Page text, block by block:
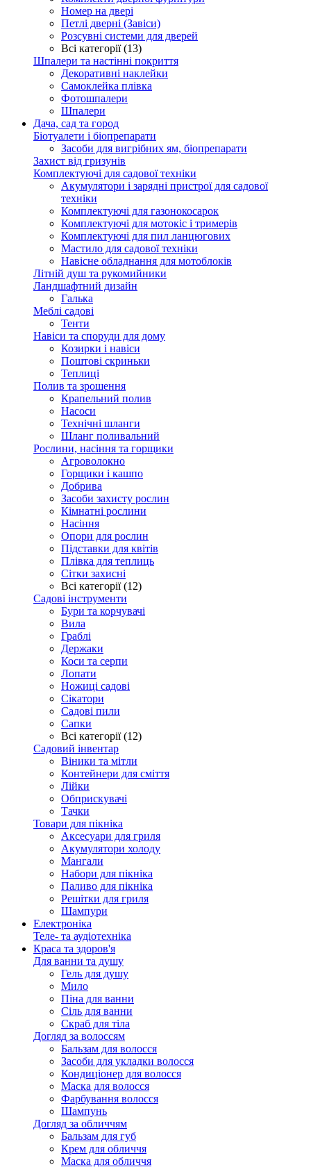
Номер на двері
Петлі дверні (Завіси)
Розсувні системи для дверей
Всі категорії (13)
Шпалери та настінні покриття
Декоративні наклейки
Самоклейка плівка
Фотошпалери
Шпалери
Дача, сад та город
Біотуалети і біопрепарати
Засоби для вигрібних ям, біопрепарати
Захист від гризунів
Комплектуючі для садової техніки
Акумулятори і зарядні пристрої для садової
техніки
Комплектуючі для газонокосарок
Комплектуючі для мотокіс і тримерів
Комплектуючі для пил ланцюгових
Мастило для садової техніки
Навісне обладнання для мотоблоків
Літній душ та рукомийники
Ландшафтний дизайн
Галька
Меблі садові
Тенти
Навіси та споруди для дому
Козирки і навіси
Поштові скриньки
Теплиці
Полив та зрошення
Крапельний полив
Насоси
Технічні шланги
Шланг поливальний
Рослини, насіння та горщики
Агроволокно
Горщики і кашпо
Добрива
Засоби захисту рослин
Кімнатні рослини
Насіння
Опори для рослин
Підставки для квітів
Плівка для теплиць
Сітки захисні
Всі категорії (12)
Садові інструменти
Бури та корчувачі
Вила
Граблі
Держаки
Коси та серпи
Лопати
Ножиці садові
Сікатори
Садові пили
Сапки
Всі категорії (12)
Садовий інвентар
Віники та мітли
Контейнери для сміття
Лійки
Обприскувачі
Тачки
Товари для пікніка
Аксесуари для гриля
Акумулятори холоду
Мангали
Набори для пікніка
Паливо для пікніка
Решітки для гриля
Шампури
Електроніка
Теле- та аудіотехніка
Краса та здоров'я
Для ванни та душу
Гель для душу
Мило
Піна для ванни
Сіль для ванни
Скраб для тіла
Догляд за волоссям
Бальзам для волосся
Засоби для укладки волосся
Кондиціонер для волосся
Маска для волосся
Фарбування волосся
Шампунь
Догляд за обличчям
Бальзам для губ
Крем для обличчя
Маска для обличчя